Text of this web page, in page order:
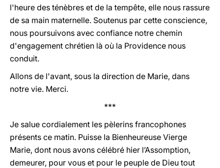
l'heure des ténèbres et de la tempête, elle nous rassure
de sa main maternelle. Soutenus par cette conscience,
nous poursuivons avec confiance notre chemin
d'engagement chrétien là où la Providence nous
conduit.
Allons de l'avant, sous la direction de Marie, dans
notre vie. Merci.
***
Je salue cordialement les pèlerins francophones
présents ce matin. Puisse la Bienheureuse Vierge
Marie, dont nous avons célébré hier l’Assomption,
demeurer, pour vous et pour le peuple de Dieu tout